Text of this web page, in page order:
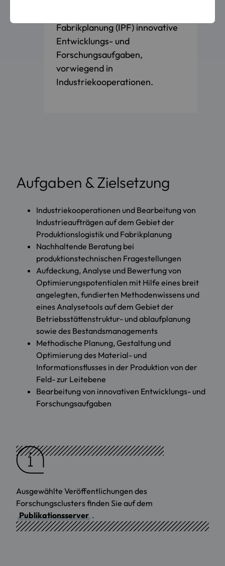
Fabrikplanung (IPF) innovative
Entwicklungs- und
Forschungsaufgaben,
vorwiegend in
Industriekooperationen.
Aufgaben & Zielsetzung
Industriekooperationen und Bearbeitung von
Industrieaufträgen auf dem Gebiet der
Produktionslogistik und Fabrikplanung
Nachhaltende Beratung bei
produktionstechnischen Fragestellungen
Aufdeckung, Analyse und Bewertung von
Optimierungspotentialen mit Hilfe eines breit
angelegten, fundierten Methodenwissens und
eines Analysetools auf dem Gebiet der
Betriebsstättenstruktur- und ablaufplanung
sowie des Bestandsmanagements
Methodische Planung, Gestaltung und
Optimierung des Material- und
Informationsflusses in der Produktion von der
Feld- zur Leitebene
Bearbeitung von innovativen Entwicklungs- und
Forschungsaufgaben
Ausgewählte Veröffentlichungen des
Forschungsclusters finden Sie auf dem
Publikationsserver .